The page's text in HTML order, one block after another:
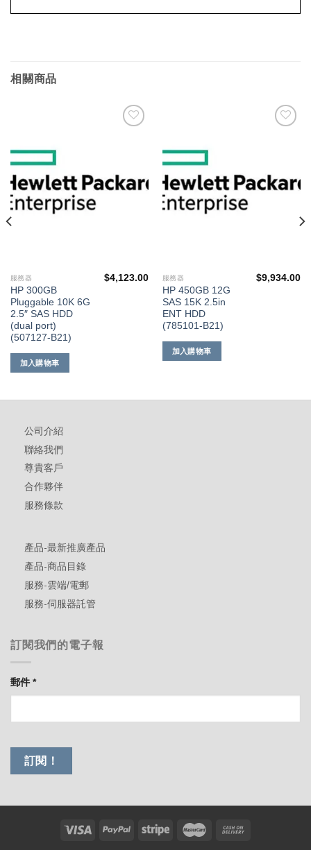
相關商品
服務器
HP 300GB
Pluggable 10K 6G
2.5″ SAS HDD
(dual port)
(507127-B21)
$4,123.00
加入購物車
服務器
HP 450GB 12G
SAS 15K 2.5in
ENT HDD
(785101-B21)
$9,934.00
加入購物車
公司介紹
聯絡我們
尊貴客戶
合作夥伴
服務條款
產品-最新推廣產品
產品-商品目錄
服務-雲端/電郵
服務-伺服器託管
訂閱我們的電子報
郵件*